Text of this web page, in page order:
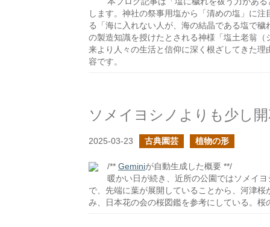
します。神社の祭事用塩から「清めの塩」に
る「海に入れない人が、海の結晶である塩で
の製造知識を授けたとされる神様「塩土老翁
来より人々の生活と信仰に深く根ざしてきた
容です。
ソメイヨシノよりも少し
2025-03-23 古典園芸 植物の形
/** Geminiが自動生成した概要 **/
暖かい日が続き、近所の公園ではソメイ
で、先端に葉が展開していることから、河津
み、日本花の会の桜図鑑を参考にしている。桜